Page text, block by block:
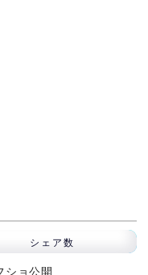
シェア数
ショ公開